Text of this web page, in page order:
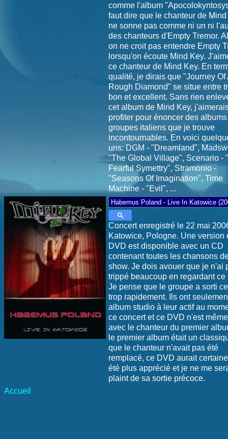
comme l'album
faut dire que le chanteur de
ne sonne pas comme ni un ni
des chanteurs d'Empty Tremor.
on ne croit pas entendre Empty
lorsqu'on écoute Mind Key.
ce chanteur de Mind Key. En
qualité, je dirais que "Journey Of
Rough Diamond" se situe entre
bon et excellent. Sans rien
cet album de Mind Key,
profiter pour énoncer des
groupes italiens que je trouve
incontournables. En voici
uns: DGM - "Dreamland",
"The Global Village", Scenario -
Fearful Symettry", Stramonio -
"Seasons Of Imagination", Time
Machine - "Evil", ...
Concert enregistré le 22 mai
Katowice, Pologne. Une version
DVD est disponible avec un CD
contenant toutes les chansons
show. Je dois avouer que je n'ai
trippé beaucoup en regardant ce
Je pense que le groupe a sorti
trop rapidement. Ils ont
album studio à leur actif au
ce concert et ce DVD n'est
avec le chanteur du premier
le premier album était un
que le chanteur n'avait pas été
remplacé, ce DVD aurait
été plus apprécié et je ne me
plaint de sa sortie précoce.
Accueil